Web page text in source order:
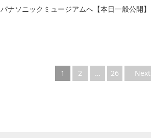
パナソニックミュージアムへ【本日一般公開】
1 2 … 26 Next